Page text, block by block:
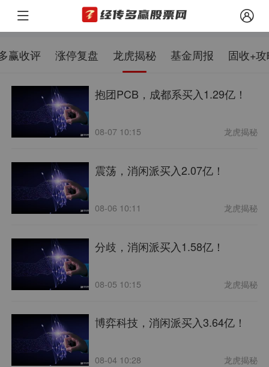
赢收评 涨停复盘 龙虎揭秘 基金周报 固收+
抱团PCB，成都系买入1.29亿！
08-07 10:15 龙虎揭秘
震荡，消闲派买入2.07亿！
08-06 10:11 龙虎揭秘
分歧，消闲派买入1.58亿！
08-05 10:15 龙虎揭秘
博弈科技，消闲派买入3.64亿！
08-04 10:28 龙虎揭秘